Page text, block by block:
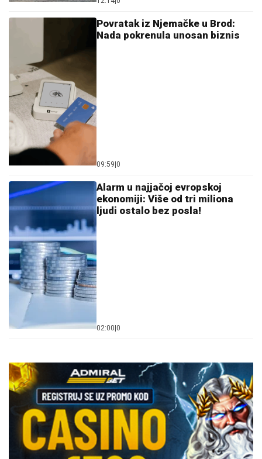
Povratak iz Njemačke u Brod:
Nada pokrenula unosan biznis
09:59 0
Alarm u najjačoj evropskoj
ekonomiji: Više od tri miliona
ljudi ostalo bez posla!
02:00 0